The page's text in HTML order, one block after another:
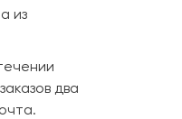
из
два